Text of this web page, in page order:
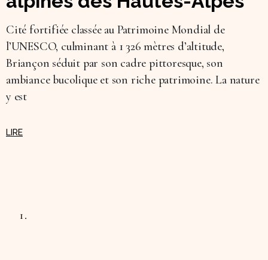
Cité fortifiée classée au Patrimoine Mondial de
l’UNESCO, culminant à 1 326 mètres d’altitude,
Briançon séduit par son cadre pittoresque, son
ambiance bucolique et son riche patrimoine. La nature
y est